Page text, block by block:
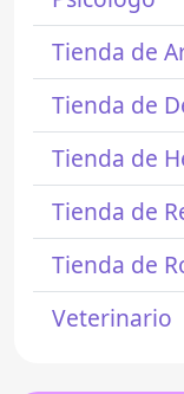
Tienda de
Tienda de
Tienda de
Tienda de
Tienda de
Veterinario